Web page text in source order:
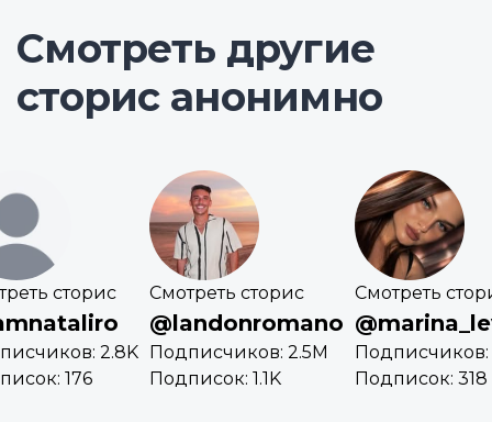
Смотреть другие
сторис анонимно
сторис
2.8K
176
Смотреть сторис
@landonromano
Подписчиков: 2.5M
Подписок: 1.1K
Смотреть
Подписчиков:
Подписок: 318